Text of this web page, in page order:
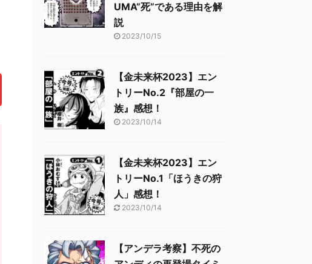
UMA”死”である理由を解
説
2023/10/15
【金未来杯2023】エン
トリーNo.2『部屋の一
族』感想！
2023/10/14
【金未来杯2023】エン
トリーNo.1「ほうきの狩
人」感想！
2023/10/14
【アンデラ考察】不死の